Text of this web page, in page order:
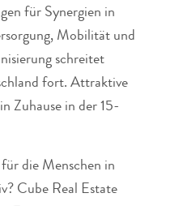
für Synergien in
Mobilität und
schreitet
fort. Attraktive
Zuhause in der 15-
die Menschen in
Cube Real Estate